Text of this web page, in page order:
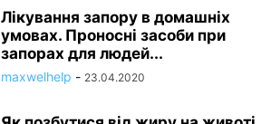
Лікування запору в домашніх
умовах. Проносні засоби при
запорах для людей...
maxwelhelp - 23.04.2020